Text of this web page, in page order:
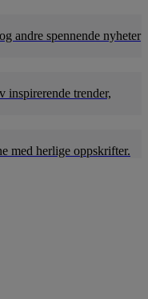
andre spennende nyheter
inspirerende trender,
med herlige oppskrifter.